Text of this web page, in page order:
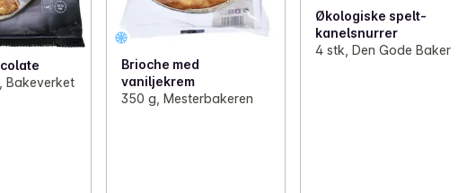
Bakeverket
Brioche med
vaniljekrem
350 g, Mesterbakeren
Økologiske spelt-
kanelsnurrer
4 stk, Den Gode Baker